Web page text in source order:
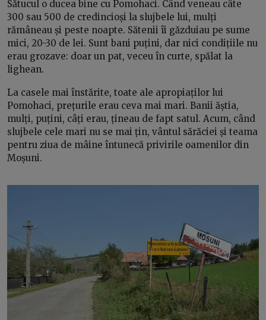
Sătucul o ducea bine cu Pomohaci. Când veneau câte
300 sau 500 de credincioși la slujbele lui, mulți
rămâneau și peste noapte. Sătenii îi găzduiau pe sume
mici, 20-30 de lei. Sunt bani puțini, dar nici condițiile nu
erau grozave: doar un pat, veceu în curte, spălat la
lighean.
La casele mai înstărite, toate ale apropiaților lui
Pomohaci, prețurile erau ceva mai mari. Banii ăștia,
mulți, puțini, câți erau, țineau de fapt satul. Acum, când
slujbele cele mari nu se mai țin, vântul sărăciei și teama
pentru ziua de mâine întunecă privirile oamenilor din
Moșuni.